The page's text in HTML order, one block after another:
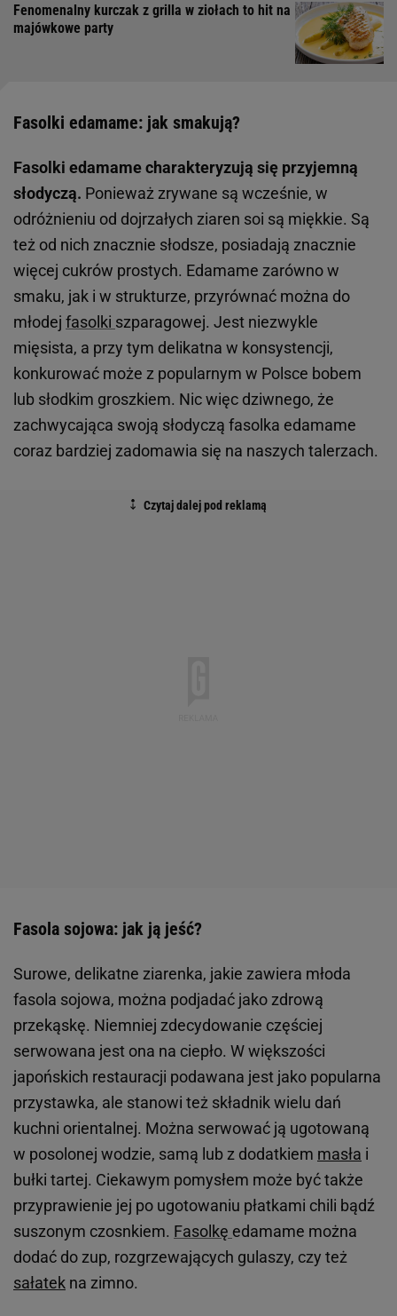
Fenomenalny kurczak z grilla w ziołach to hit na
majówkowe party
Fasolki edamame: jak smakują?
Fasolki edamame charakteryzują się przyjemną
słodyczą. Ponieważ zrywane są wcześnie, w
odróżnieniu od dojrzałych ziaren soi są miękkie. Są
też od nich znacznie słodsze, posiadają znacznie
więcej cukrów prostych. Edamame zarówno w
smaku, jak i w strukturze, przyrównać można do
młodej fasolki szparagowej. Jest niezwykle
mięsista, a przy tym delikatna w konsystencji,
konkurować może z popularnym w Polsce bobem
lub słodkim groszkiem. Nic więc dziwnego, że
zachwycająca swoją słodyczą fasolka edamame
coraz bardziej zadomawia się na naszych talerzach.
Fasola sojowa: jak ją jeść?
Surowe, delikatne ziarenka, jakie zawiera młoda
fasola sojowa, można podjadać jako zdrową
przekąskę. Niemniej zdecydowanie częściej
serwowana jest ona na ciepło. W większości
japońskich restauracji podawana jest jako popularna
przystawka, ale stanowi też składnik wielu dań
kuchni orientalnej. Można serwować ją ugotowaną
w posolonej wodzie, samą lub z dodatkiem masła i
bułki tartej. Ciekawym pomysłem może być także
przyprawienie jej po ugotowaniu płatkami chili bądź
suszonym czosnkiem. Fasolkę edamame można
dodać do zup, rozgrzewających gulaszy, czy też
sałatek na zimno.